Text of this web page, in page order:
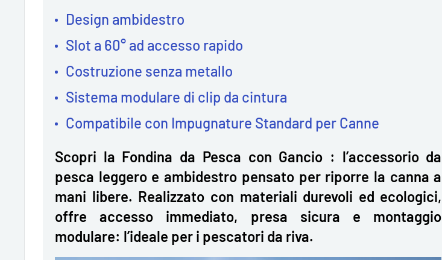
Design ambidestro
Slot a 60° ad accesso rapido
Costruzione senza metallo
Sistema modulare di clip da cintura
Compatibile con Impugnature Standard per Canne
Scopri la Fondina da Pesca con Gancio : l’accessorio da
pesca leggero e ambidestro pensato per riporre la canna a
mani libere. Realizzato con materiali durevoli ed ecologici,
offre accesso immediato, presa sicura e montaggio
modulare: l’ideale per i pescatori da riva.